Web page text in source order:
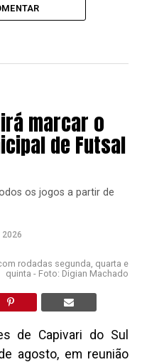
marcar o
de Futsal
os jogos a partir de
2026
rodadas segunda, quarta e
quinta - Foto: Digian Machado
de Capivari do Sul
agosto, em reunião